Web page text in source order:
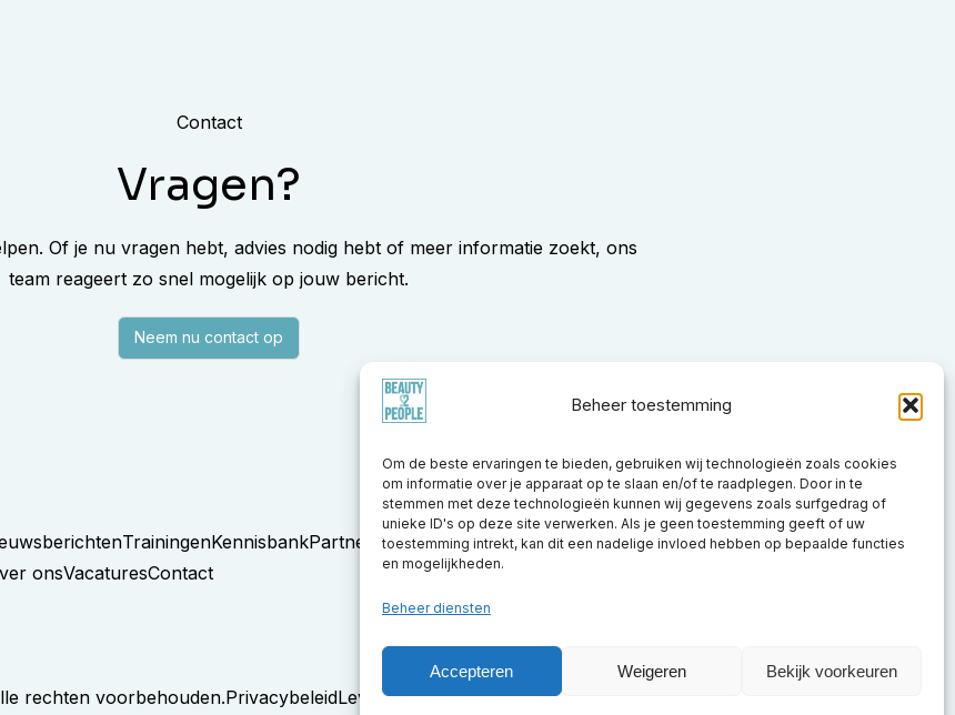
Beheer toestemming
Om de beste ervaringen te bieden, gebruiken wij technologieën zoals cookies
om informatie over je apparaat op te slaan en/of te raadplegen. Door in te
stemmen met deze technologieën kunnen wij gegevens zoals surfgedrag of
unieke ID's op deze site verwerken. Als je geen toestemming geeft of uw
toestemming intrekt, kan dit een nadelige invloed hebben op bepaalde functies
en mogelijkheden.
Beheer diensten
Accepteren Weigeren Bekijk voorkeuren
Contact
Vragen?
Of je nu vragen hebt, advies nodig hebt of meer informatie zoekt, ons
team reageert zo snel mogelijk op jouw bericht.
Neem nu contact op
TrainingenKennisbankPartners
onsVacaturesContact
Beauty2People
Beauty2People
Beauty2People
Beauty2People
Beauty2People
rechten voorbehouden.PrivacybeleidLeveringsvoorwaardenCookiebeleid